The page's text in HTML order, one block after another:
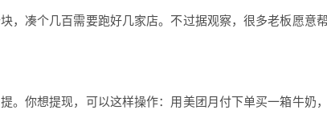
，凑个几百需要跑好几家店。不过据观察，很多老板愿意帮
你想提现，可以这样操作：用美团月付下单买一箱牛奶，